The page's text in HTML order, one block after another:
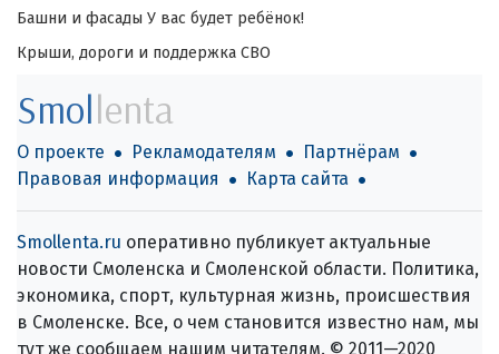
Башни и фасады У вас будет ребёнок!
Крыши, дороги и поддержка СВО
Smollenta
О проекте Рекламодателям
Партнёрам
Правовая информация
Карта сайта
Smollenta.ru оперативно публикует актуальные
новости Смоленска и Смоленской области. Политика,
экономика, спорт, культурная жизнь, происшествия
в Смоленске. Все, о чем становится известно нам, мы
тут же сообщаем нашим читателям. © 2011—2020